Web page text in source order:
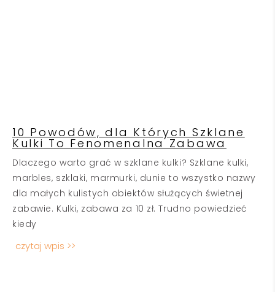
10 Powodów, dla Których Szklane
Kulki To Fenomenalna Zabawa
Dlaczego warto grać w szklane kulki? Szklane kulki,
marbles, szklaki, marmurki, dunie to wszystko nazwy
dla małych kulistych obiektów służących świetnej
zabawie. Kulki, zabawa za 10 zł. Trudno powiedzieć
kiedy
czytaj wpis >>